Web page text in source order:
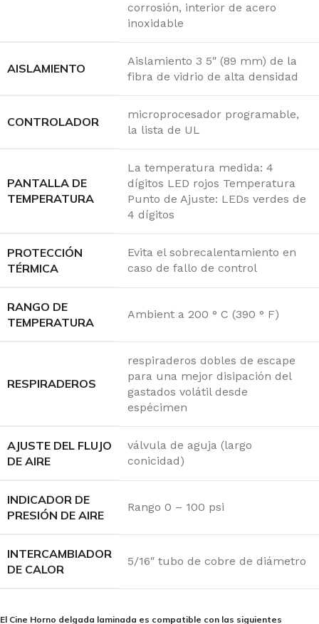
corrosión, interior de acero
inoxidable
AISLAMIENTO
Aislamiento 3 5″ (89 mm) de la
fibra de vidrio de alta densidad
CONTROLADOR
microprocesador programable,
la lista de UL
PANTALLA DE
TEMPERATURA
La temperatura medida: 4
dígitos LED rojos Temperatura
Punto de Ajuste: LEDs verdes de
4 dígitos
PROTECCIÓN
TÉRMICA
Evita el sobrecalentamiento en
caso de fallo de control
RANGO DE
TEMPERATURA
Ambient a 200 ° C (390 ° F)
RESPIRADEROS
respiraderos dobles de escape
para una mejor disipación del
gastados volátil desde
espécimen
AJUSTE DEL FLUJO
DE AIRE
válvula de aguja (largo
conicidad)
INDICADOR DE
PRESIÓN DE AIRE
Rango 0 – 100 psi
INTERCAMBIADOR
DE CALOR
5/16″ tubo de cobre de diámetro
El Cine Horno delgada laminada es compatible con las siguientes